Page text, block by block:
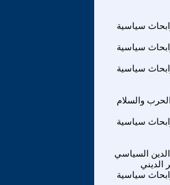
سياسية
سياسية
سياسية
والسلام
سياسية
الدين السياسي
الديني
سياسية